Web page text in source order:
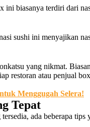
biasanya terdiri dari
sushi ini menyajikan
yang nikmat.
restoran atau penjual
Menggugah Selera!
Tepat
ada beberapa